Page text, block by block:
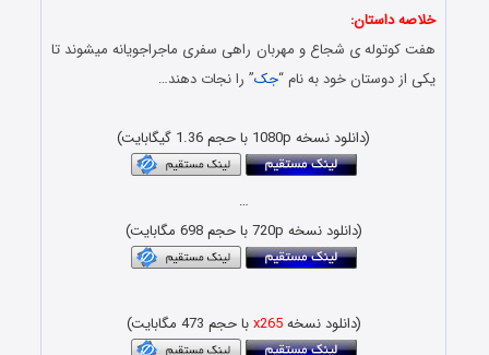
خلاصه داستان:
هفت کوتوله ی شجاع و مهربان راهی سفری ماجراجویانه میشوند تا
یکی از دوستان خود به نام “جک” را نجات دهند…
(دانلود نسخه 1080p با حجم 1.36 گیگابایت)
…
(دانلود نسخه 720p با حجم 698 مگابایت)
(دانلود نسخهx265با حجم 473 مگابایت)